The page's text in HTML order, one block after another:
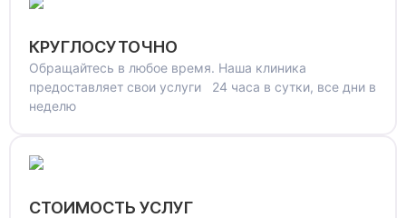
КРУГЛОСУТОЧНО
Обращайтесь в любое время. Наша клиника
предоставляет свои услуги 24 часа в сутки, все дни в
неделю
СТОИМОСТЬ УСЛУГ